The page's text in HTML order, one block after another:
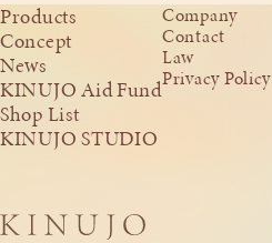
Products
Concept
News
KINUJO Aid Fund
Shop List
KINUJO STUDIO
Company
Contact
Law
Privacy Policy